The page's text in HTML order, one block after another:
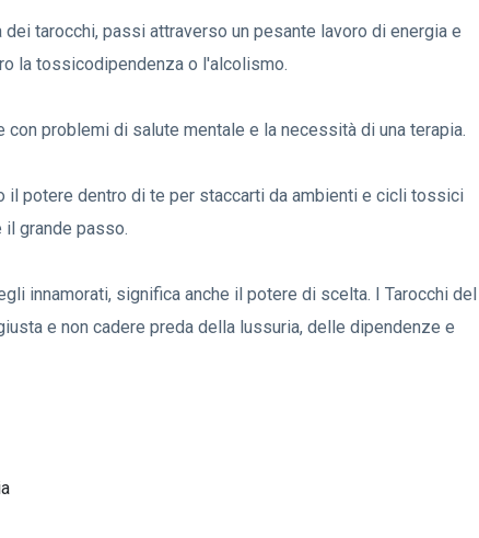
tarocchi, passi attraverso un pesante lavoro di energia e
la tossicodipendenza o l'alcolismo.
con problemi di salute mentale e la necessità di una terapia.
il potere dentro di te per staccarti da ambienti e cicli tossici
grande passo.
innamorati, significa anche il potere di scelta. I Tarocchi del
e non cadere preda della lussuria, delle dipendenze e